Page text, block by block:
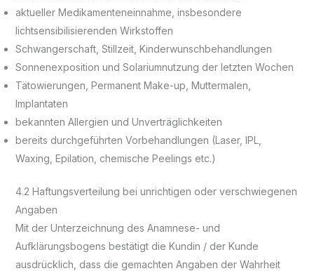
aktueller Medikamenteneinnahme, insbesondere
lichtsensibilisierenden Wirkstoffen
Schwangerschaft, Stillzeit, Kinderwunschbehandlungen
Sonnenexposition und Solariumnutzung der letzten Wochen
Tätowierungen, Permanent Make-up, Muttermalen,
Implantaten
bekannten Allergien und Unverträglichkeiten
bereits durchgeführten Vorbehandlungen (Laser, IPL,
Waxing, Epilation, chemische Peelings etc.)
4.2 Haftungsverteilung bei unrichtigen oder verschwiegenen
Angaben
Mit der Unterzeichnung des Anamnese- und
Aufklärungsbogens bestätigt die Kundin / der Kunde
ausdrücklich, dass die gemachten Angaben der Wahrheit